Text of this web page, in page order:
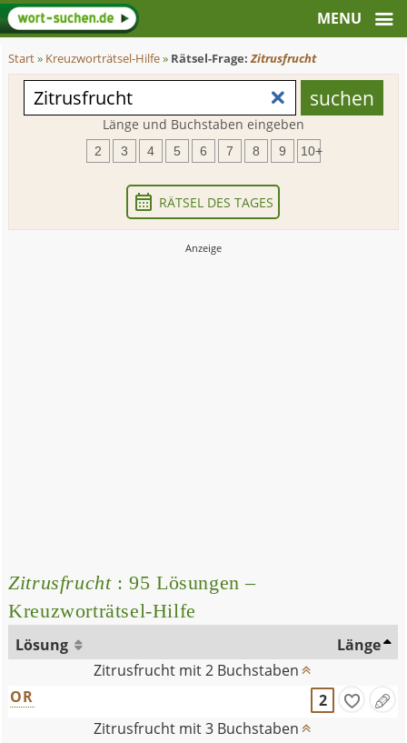
Start» Kreuzworträtsel-Hilfe» Rätsel-Frage:Zitrusfrucht
Länge und Buchstaben eingeben
2 3 4 5 6 7 8 9 10+
RÄTSEL DES TAGES
Zitrusfrucht: 95 Lösungen –
Kreuzworträtsel-Hilfe
Lösung
Länge
Zitrusfrucht mit 2 Buchstaben
OR
2
Zitrusfrucht mit 3 Buchstaben